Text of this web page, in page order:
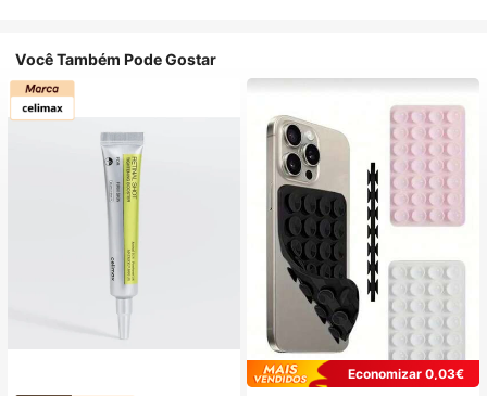
Você Também Pode Gostar
Economizar 0,03€